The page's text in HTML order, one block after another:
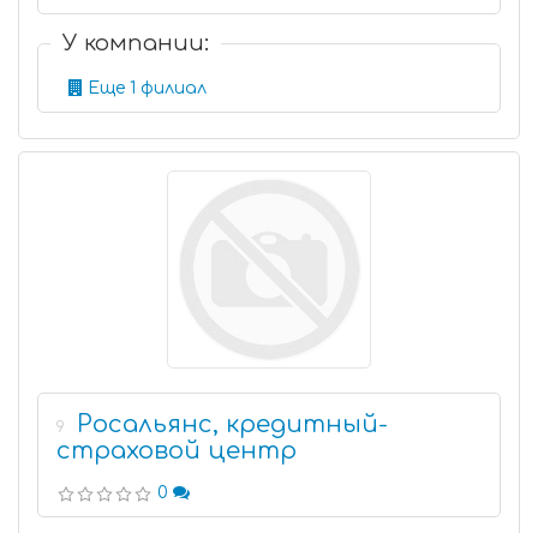
У компании:
Еще 1 филиал
9
Росальянс, кредитный-
страховой центр
0